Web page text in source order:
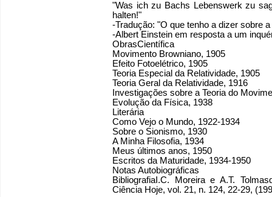
"Was ich zu Bachs Lebenswerk zu
halten!"
-Tradução: "O que tenho a dizer sobre
-Albert Einstein em resposta a um
ObrasCientífica
Movimento Browniano, 1905
Efeito Fotoelétrico, 1905
Teoria Especial da Relatividade, 1905
Teoria Geral da Relatividade, 1916
Investigações sobre a Teoria do
Evolução da Física, 1938
Literária
Como Vejo o Mundo, 1922-1934
Sobre o Sionismo, 1930
A Minha Filosofia, 1934
Meus últimos anos, 1950
Escritos da Maturidade, 1934-1950
Notas Autobiográficas
BibliografiaI.C. Moreira e A.T.
Ciência Hoje, vol. 21, n. 124, 22-29,